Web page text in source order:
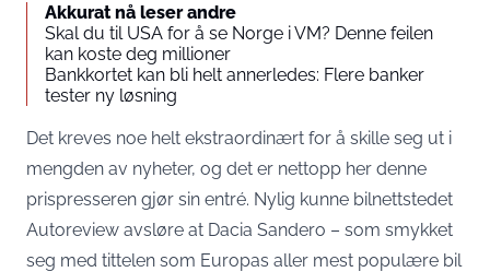
Akkurat nå leser andre
Skal du til USA for å se Norge i VM? Denne feilen
kan koste deg millioner
Bankkortet kan bli helt annerledes: Flere banker
tester ny løsning
Det kreves noe helt ekstraordinært for å skille seg ut i
mengden av nyheter, og det er nettopp her denne
prispresseren gjør sin entré. Nylig kunne bilnettstedet
Autoreview avsløre at Dacia Sandero – som smykket
seg med tittelen som Europas aller mest populære bil